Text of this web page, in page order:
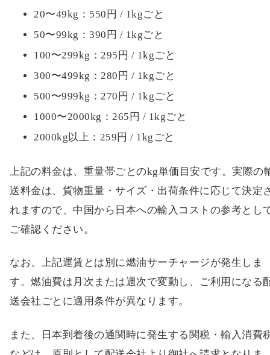
20〜49kg：550円 / 1kgごと
50〜99kg：390円 / 1kgごと
100〜299kg：295円 / 1kgごと
300〜499kg：280円 / 1kgごと
500〜999kg：270円 / 1kgごと
1000〜2000kg：265円 / 1kgごと
2000kg以上：259円 / 1kgごと
上記の料金は、重量帯ごとのkg単価目安です。実際の
送料金は、貨物重量・サイズ・出荷条件に応じて決定
れますので、中国から日本への輸入コストの参考とし
ご確認ください。
なお、上記運賃とは別に燃油サーチャージが発生しま
す。燃油費は月次または週次で変動し、ご利用になる
送会社ごとに適用条件が異なります。
また、日本到着後の通関時に発生する関税・輸入消費